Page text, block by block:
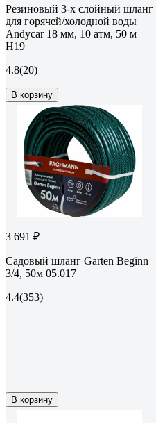
Резиновый 3-х слойный шланг
для горячей/холодной воды
Andycar 18 мм, 10 атм, 50 м
H19
4.8(20)
В корзину
3 691 ₽
Садовый шланг Garten Beginn
3/4, 50м 05.017
4.4(353)
В корзину